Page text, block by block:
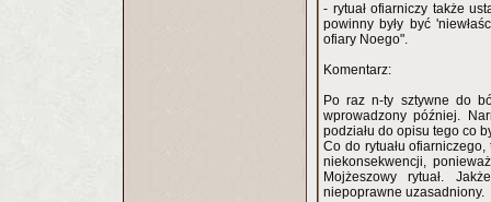
- rytuał ofiarniczy także
powinny były być
ofiary Noego".
Komentarz:
Po raz n-ty sztywne do
wprowadzony później.
podziału do opisu tego co
Co do rytuału
niekonsekwencji,
Mojżeszowy rytuał.
niepoprawne uzasadniony.